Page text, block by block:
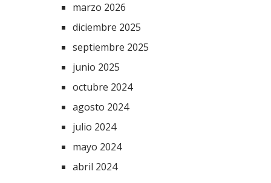
marzo 2026
diciembre 2025
septiembre 2025
junio 2025
octubre 2024
agosto 2024
julio 2024
mayo 2024
abril 2024